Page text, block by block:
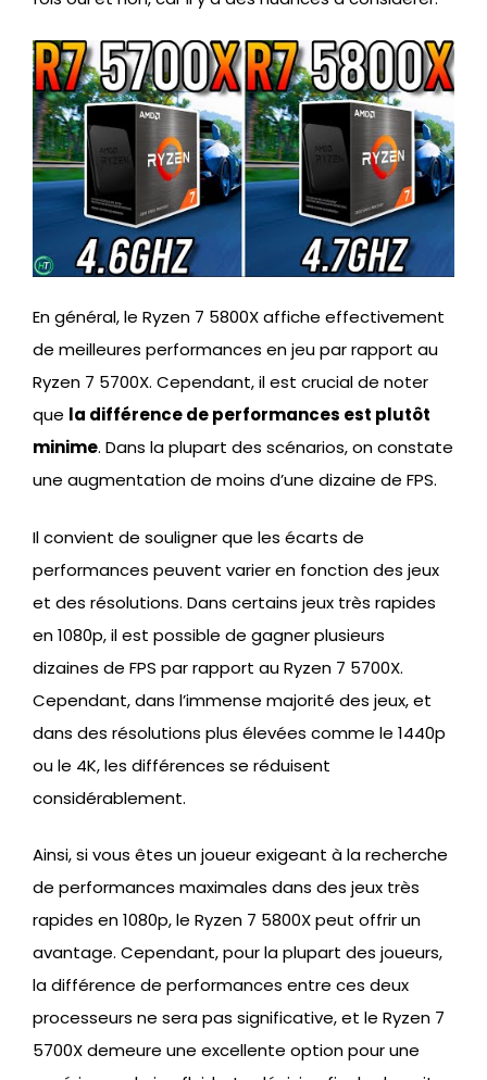
En général, le Ryzen 7 5800X affiche effectivement
de meilleures performances en jeu par rapport au
Ryzen 7 5700X. Cependant, il est crucial de noter
que la différence de performances est plutôt
minime. Dans la plupart des scénarios, on constate
une augmentation de moins d’une dizaine de FPS.
Il convient de souligner que les écarts de
performances peuvent varier en fonction des jeux
et des résolutions. Dans certains jeux très rapides
en 1080p, il est possible de gagner plusieurs
dizaines de FPS par rapport au Ryzen 7 5700X.
Cependant, dans l’immense majorité des jeux, et
dans des résolutions plus élevées comme le 1440p
ou le 4K, les différences se réduisent
considérablement.
Ainsi, si vous êtes un joueur exigeant à la recherche
de performances maximales dans des jeux très
rapides en 1080p, le Ryzen 7 5800X peut offrir un
avantage. Cependant, pour la plupart des joueurs,
la différence de performances entre ces deux
processeurs ne sera pas significative, et le Ryzen 7
5700X demeure une excellente option pour une